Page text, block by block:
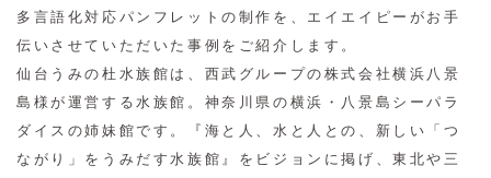
多言語化対応パンフレットの制作を、エイエイピーがお手
伝いさせていただいた事例をご紹介します。
仙台うみの杜水族館は、西武グループの株式会社横浜八景
島様が運営する水族館。神奈川県の横浜・八景島シーパラ
ダイスの姉妹館です。『海と人、水と人との、新しい「つ
ながり」をうみだす水族館』をビジョンに掲げ、東北や三